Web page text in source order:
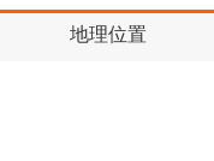
地理位置